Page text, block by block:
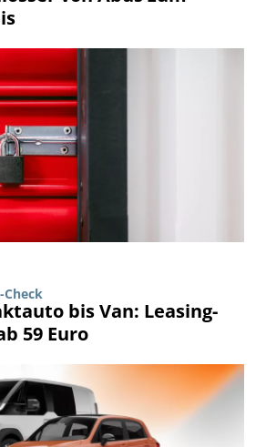
Check
bis Van: Leasing-
59 Euro